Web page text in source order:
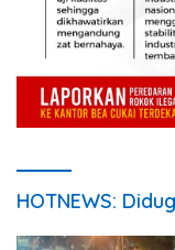
HOTNEWS: